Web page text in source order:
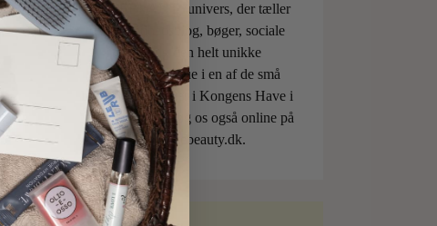
ILOVEBEAUTYunivers, der tæller
både skønhedsblog, bøger, sociale
medier og den helt unikke
skønhedsboutique i en af de små
berømte pavilloner i Kongens Have i
København. Besøg os også online på
shop.ilovebeauty.dk.